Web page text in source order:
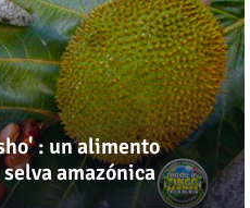
: un alimento
amazónica